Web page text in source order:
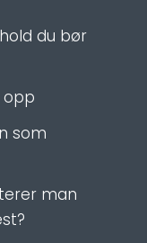
du bør
opp
som
man